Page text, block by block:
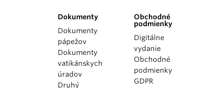
Dokumenty
Dokumenty
pápežov
Dokumenty
vatikánskych
úradov
Druhý
Obchodné
podmienky
Digitálne
vydanie
Obchodné
podmienky
GDPR